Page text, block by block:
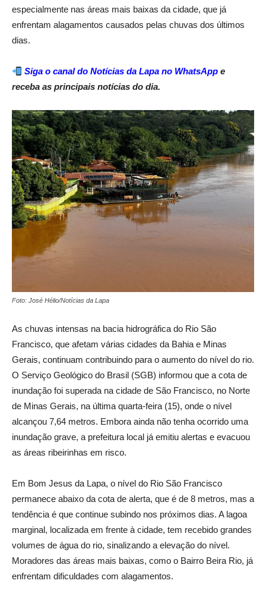
especialmente nas áreas mais baixas da cidade, que já
enfrentam alagamentos causados pelas chuvas dos últimos
dias.
Siga o canal do Notícias da Lapa no WhatsApp e
receba as principais notícias do dia.
Foto: José Hélio/Notícias da Lapa
As chuvas intensas na bacia hidrográfica do Rio São
Francisco, que afetam várias cidades da Bahia e Minas
Gerais, continuam contribuindo para o aumento do nível do rio.
O Serviço Geológico do Brasil (SGB) informou que a cota de
inundação foi superada na cidade de São Francisco, no Norte
de Minas Gerais, na última quarta-feira (15), onde o nível
alcançou 7,64 metros. Embora ainda não tenha ocorrido uma
inundação grave, a prefeitura local já emitiu alertas e evacuou
as áreas ribeirinhas em risco.
Em Bom Jesus da Lapa, o nível do Rio São Francisco
permanece abaixo da cota de alerta, que é de 8 metros, mas a
tendência é que continue subindo nos próximos dias. A lagoa
marginal, localizada em frente à cidade, tem recebido grandes
volumes de água do rio, sinalizando a elevação do nível.
Moradores das áreas mais baixas, como o Bairro Beira Rio, já
enfrentam dificuldades com alagamentos.